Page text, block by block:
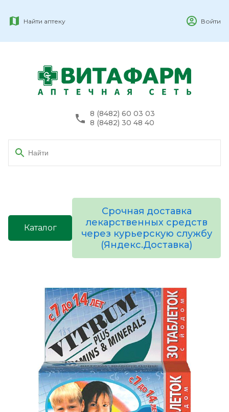
Найти аптеку Войти
8 (8482) 60 03 03
8 (8482) 30 48 40
Каталог
Срочная доставка
лекарственных средств
через курьерскую службу
(Яндекс.Доставка)